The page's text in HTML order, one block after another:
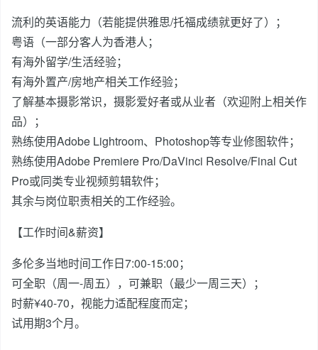
流利的英语能力（若能提供雅思/托福成绩就更好了）；
粤语（一部分客人为香港人；
有海外留学/生活经验；
有海外置产/房地产相关工作经验；
了解基本摄影常识，摄影爱好者或从业者（欢迎附上相关作
品）；
熟练使用Adobe Lightroom、Photoshop等专业修图软件；
熟练使用Adobe Premiere Pro/DaVinci Resolve/Final Cut
Pro或同类专业视频剪辑软件；
其余与岗位职责相关的工作经验。
【工作时间&薪资】
多伦多当地时间工作日7:00-15:00；
可全职（周一-周五），可兼职（最少一周三天）；
时薪¥40-70，视能力适配程度而定；
试用期3个月。